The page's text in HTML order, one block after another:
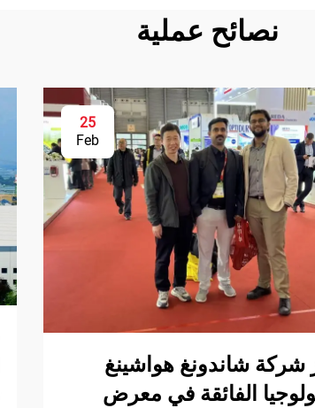
نصائح عملية
25
Feb
شركة شاندونغ هواشينغ
الفائقة في معرض